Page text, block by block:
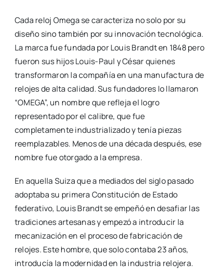
Cada reloj Omega se caracteriza no solo por su
diseño sino también por su innovación tecnológica.
La marca fue fundada por Louis Brandt en 1848 pero
fueron sus hijos Louis-Paul y César quienes
transformaron la compañía en una manufactura de
relojes de alta calidad. Sus fundadores lo llamaron
“OMEGA”, un nombre que refleja el logro
representado por el calibre, que fue
completamente industrializado y tenía piezas
reemplazables. Menos de una década después, ese
nombre fue otorgado a la empresa.
En aquella Suiza que a mediados del siglo pasado
adoptaba su primera Constitución de Estado
federativo, Louis Brandt se empeñó en desafiar las
tradiciones artesanas y empezó a introducir la
mecanización en el proceso de fabricación de
relojes. Este hombre, que solo contaba 23 años,
introducía la modernidad en la industria relojera.